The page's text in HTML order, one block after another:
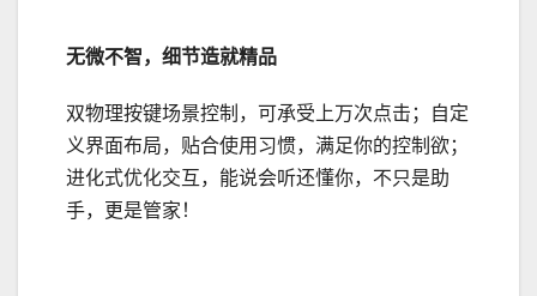
无微不智，细节造就精品
双物理按键场景控制，可承受上万次点击；自定
义界面布局，贴合使用习惯，满足你的控制欲；
进化式优化交互，能说会听还懂你，不只是助
手，更是管家！